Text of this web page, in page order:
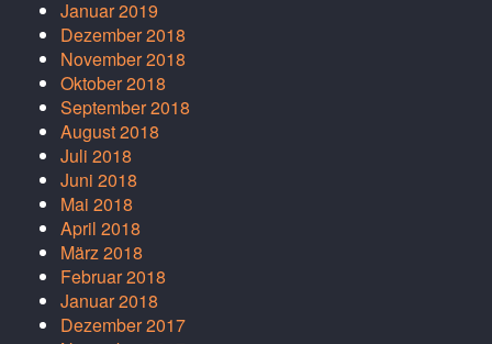
Januar 2019
Dezember 2018
November 2018
Oktober 2018
September 2018
August 2018
Juli 2018
Juni 2018
Mai 2018
April 2018
März 2018
Februar 2018
Januar 2018
Dezember 2017